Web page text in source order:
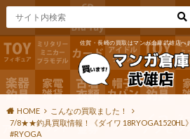
佐賀・長崎の買取はマンガ倉庫武雄店へ
HOME
こんなの買取ました！
7/8★★釣具買取情報！《ダイワ
#RYOGA